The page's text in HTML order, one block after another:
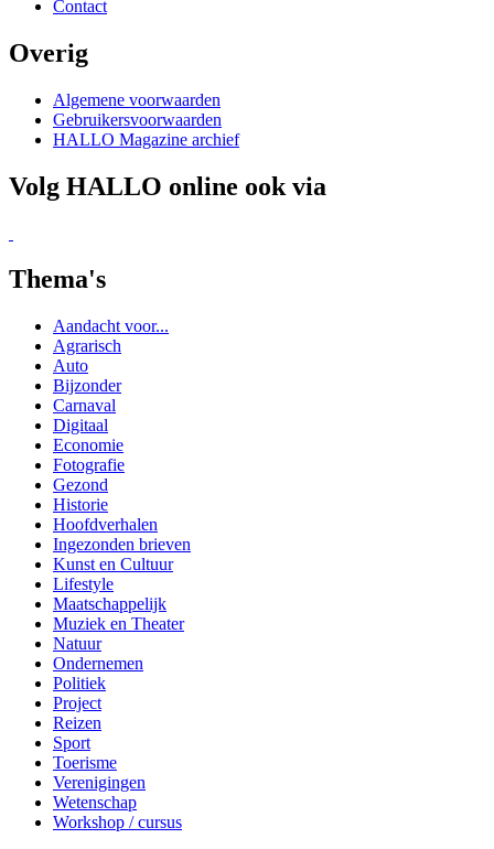
Thema's
Aandacht voor...
Auto
Bijzonder
Carnaval
Economie
Fotografie
Ingezonden brieven
Lifestyle
Maatschappelijk
Muziek en Theater
Natuur
Ondernemen
Politiek
Project
Reizen
Sport
Toerisme
Verenigingen
Wetenschap
Workshop / cursus